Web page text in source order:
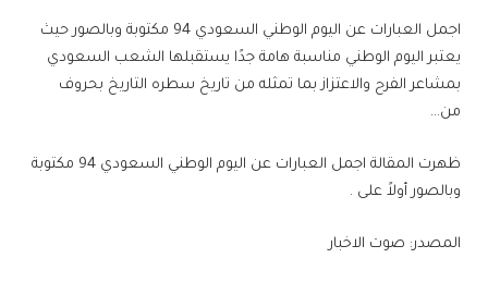
اجمل العبارات عن اليوم الوطني السعودي 94 مكتوبة وبالصور حيث
يعتبر اليوم الوطني مناسبة هامة جدًا يستقبلها الشعب السعودي
بمشاعر الفرح والاعتزاز بما تمثله من تاريخ سطره التاريخ بحروف
من…
ظهرت المقالة اجمل العبارات عن اليوم الوطني السعودي 94 مكتوبة
وبالصور أولاً على .
المصدر: صوت الاخبار